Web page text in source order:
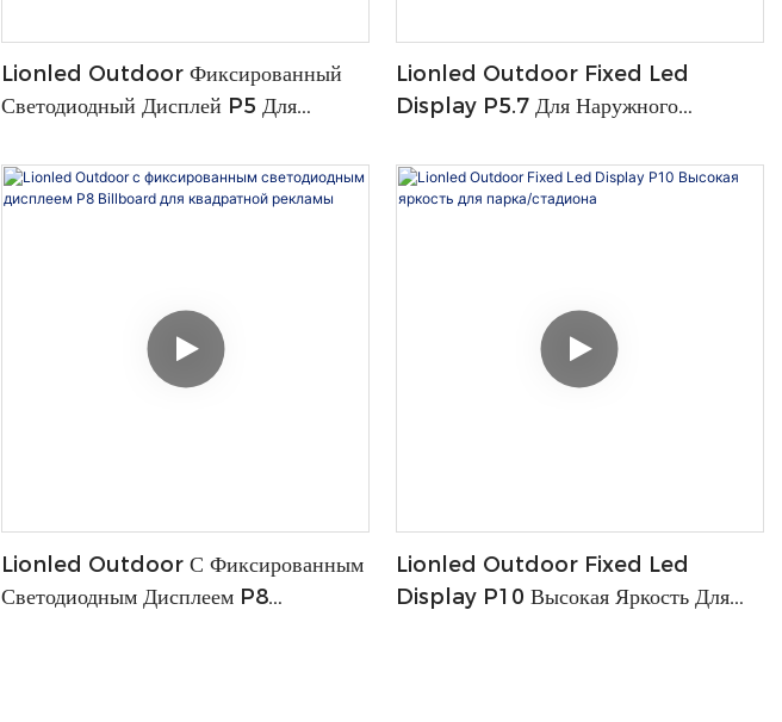
Lionled Outdoor Фиксированный
Светодиодный Дисплей P5 Для
Advertising
Lionled Outdoor Fixed Led
Display P5.7 Для Наружного
Lionled Outdoor С Фиксированным
Светодиодным Дисплеем P8
Lionled Outdoor Fixed Led
Display P10 Высокая Яркость Для